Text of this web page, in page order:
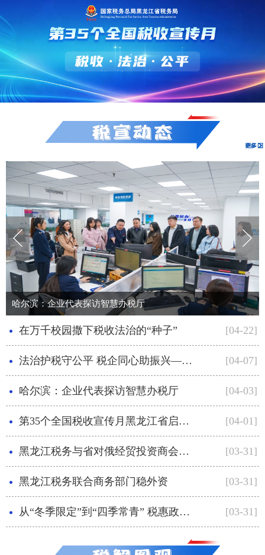
哈尔滨：企业代表探访智慧办税厅
在万千校园撒下税收法治的“种子” [04-22]
法治护税守公平 税企同心助振兴——黑龙江省第... [04-07]
哈尔滨：企业代表探访智慧办税厅 [04-03]
第35个全国税收宣传月黑龙江省启动仪式在哈尔... [04-01]
黑龙江税务与省对俄经贸投资商会开展常态化合作 [03-31]
黑龙江税务联合商务部门稳外资 [03-31]
从“冬季限定”到“四季常青” 税惠政策助力冰... [03-31]